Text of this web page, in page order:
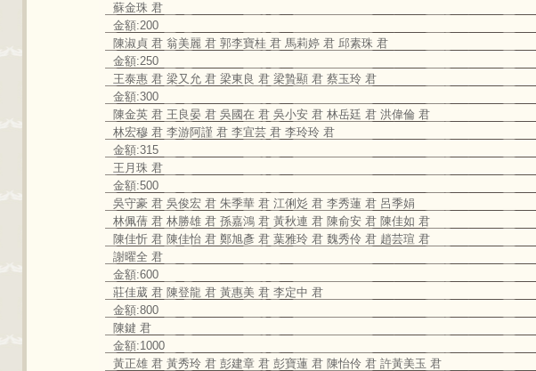
蘇金珠 君
金額:200
陳淑貞 君 翁美麗 君 郭李寶桂 君 馬莉婷 君 邱素珠 君
金額:250
王泰惠 君 梁又允 君 梁東良 君 梁贄顯 君 蔡玉玲 君
金額:300
陳金英 君 王良晏 君 吳國在 君 吳小安 君 林岳廷 君 洪偉倫 君
林宏穆 君 李游阿謹 君 李宜芸 君 李玲玲 君
金額:315
王月珠 君
金額:500
吳守豪 君 吳俊宏 君 朱季華 君 江俐彣 君 李秀蓮 君 呂季娟
林佩蒨 君 林勝雄 君 孫嘉鴻 君 黃秋連 君 陳俞安 君 陳佳如 君
陳佳忻 君 陳佳怡 君 鄭旭彥 君 葉雅玲 君 魏秀伶 君 趙芸瑄 君
謝曜全 君
金額:600
莊佳葳 君 陳登龍 君 黃惠美 君 李定中 君
金額:800
陳鍵 君
金額:1000
黃正雄 君 黃秀玲 君 彭建章 君 彭寶蓮 君 陳怡伶 君 許黃美玉 君